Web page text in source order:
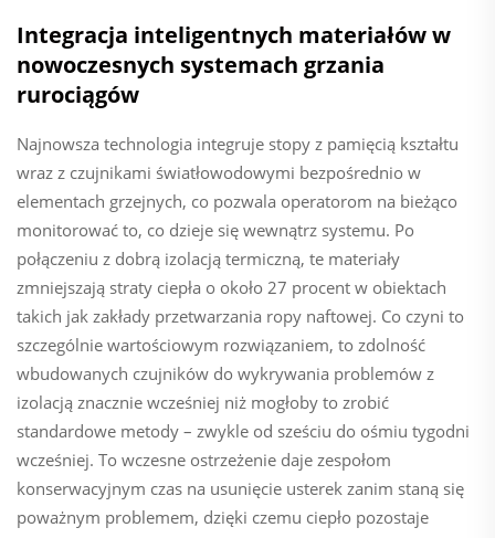
Integracja inteligentnych materiałów w
nowoczesnych systemach grzania
rurociągów
Najnowsza technologia integruje stopy z pamięcią kształtu
wraz z czujnikami światłowodowymi bezpośrednio w
elementach grzejnych, co pozwala operatorom na bieżąco
monitorować to, co dzieje się wewnątrz systemu. Po
połączeniu z dobrą izolacją termiczną, te materiały
zmniejszają straty ciepła o około 27 procent w obiektach
takich jak zakłady przetwarzania ropy naftowej. Co czyni to
szczególnie wartościowym rozwiązaniem, to zdolność
wbudowanych czujników do wykrywania problemów z
izolacją znacznie wcześniej niż mogłoby to zrobić
standardowe metody – zwykle od sześciu do ośmiu tygodni
wcześniej. To wczesne ostrzeżenie daje zespołom
konserwacyjnym czas na usunięcie usterek zanim staną się
poważnym problemem, dzięki czemu ciepło pozostaje